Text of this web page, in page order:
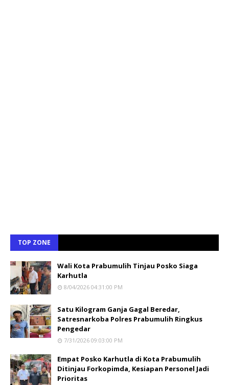
TOP ZONE
Wali Kota Prabumulih Tinjau Posko Siaga
Karhutla
8/04/2026 04:31:00 PM
Satu Kilogram Ganja Gagal Beredar,
Satresnarkoba Polres Prabumulih Ringkus
Pengedar
7/31/2026 09:03:00 PM
Empat Posko Karhutla di Kota Prabumulih
Ditinjau Forkopimda, Kesiapan Personel Jadi
Prioritas